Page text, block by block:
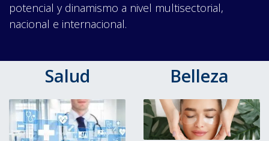
potencial y dinamismo a nivel multisectorial,
nacional e internacional.
Salud Belleza